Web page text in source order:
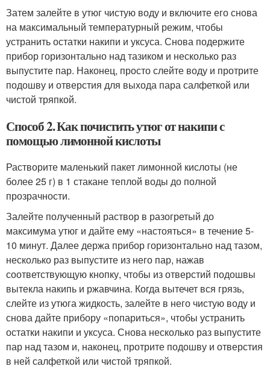
Затем залейте в утюг чистую воду и включите его снова
на максимальный температурный режим, чтобы
устранить остатки накипи и уксуса. Снова подержите
прибор горизонтально над тазиком и несколько раз
выпустите пар. Наконец, просто слейте воду и протрите
подошву и отверстия для выхода пара салфеткой или
чистой тряпкой.
Способ 2. Как почистить утюг от накипи с
помощью лимонной кислоты
Растворите маленький пакет лимонной кислоты (не
более 25 г) в 1 стакане теплой воды до полной
прозрачности.
Залейте полученный раствор в разогретый до
максимума утюг и дайте ему «настояться» в течение 5-
10 минут. Далее держа прибор горизонтально над тазом,
несколько раз выпустите из него пар, нажав
соответствующую кнопку, чтобы из отверстий подошвы
вытекла накипь и ржавчина. Когда вытечет вся грязь,
слейте из утюга жидкость, залейте в него чистую воду и
снова дайте прибору «попариться», чтобы устранить
остатки накипи и уксуса. Снова несколько раз выпустите
пар над тазом и, наконец, протрите подошву и отверстия
в ней салфеткой или чистой тряпкой.